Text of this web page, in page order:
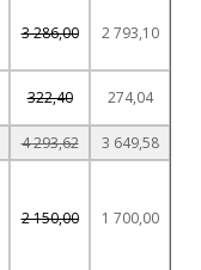
3 286,00 2 793,10
322,40 274,04
4 293,62
3 649,58
2 150,00 1 700,00